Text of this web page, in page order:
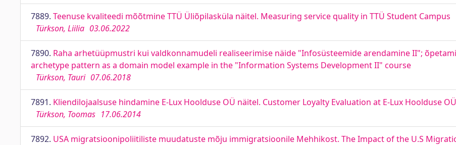
7889. Teenuse kvaliteedi mõõtmine TTÜ Üliõpilasküla näitel. Measuring service quality in TTÜ Student Campus
Türkson, Liilia 03.06.2022
7890. Raha arhetüüpmustri kui valdkonnamudeli realiseerimise näide "Infosüsteemide arendamine II";
archetype pattern as a domain model example in the "Information Systems Development II" course
Türkson, Tauri 07.06.2018
7891. Kliendilojaalsuse hindamine E-Lux Hoolduse OÜ näitel. Customer Loyalty Evaluation at E-Lux Hoolduse OÜ
Türkson, Toomas 17.06.2014
7892. USA migratsioonipoliitiliste muudatuste mõju immigratsioonile Mehhikost. The Impact of the U.S